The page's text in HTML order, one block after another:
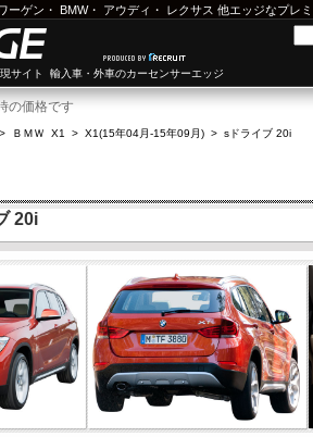
ーゲン ・ BMW・ アウディ ・ レクサス 他エッジなプレ
サイト 輸入車・外車のカーセンサーエッジ
の価格です
ＢＭＷ X1 > X1(15年04月-15年09月) > sドライブ 20i
20i